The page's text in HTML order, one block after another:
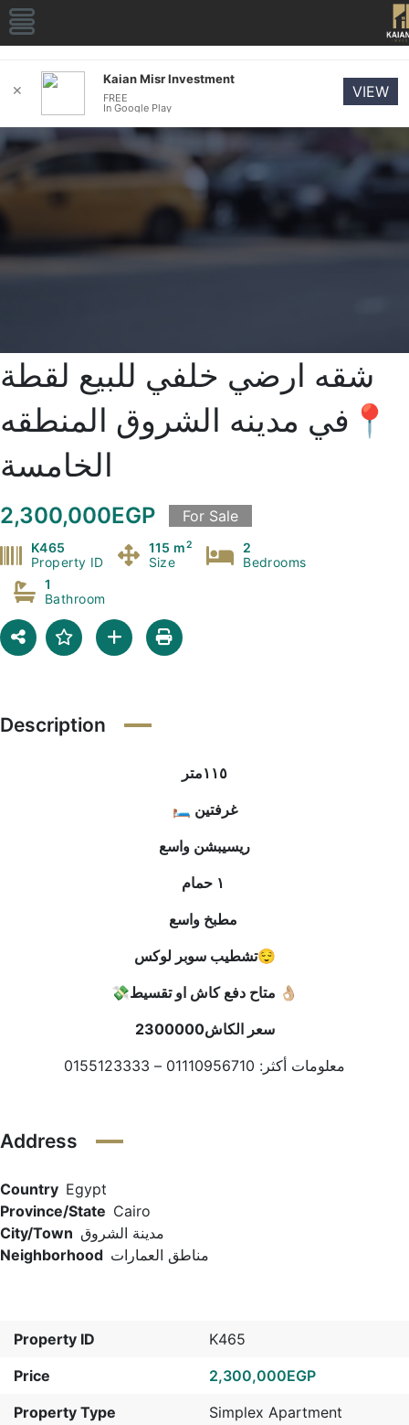
شقه ارضي خلفي للبيع لقطة
📍في مدينه الشروق المنطقه
الخامسة
2,300,000EGP For Sale
K465
Property ID
115 m2
Size
2
Bedrooms
1
Bathroom
Description
١١٥متر
🛏️ غرفتين
ريسيبشن واسع
تشطيب سوبر لوكس😌
💸متاح دفع كاش او تقسيط 👌🏼
سعر الكاش2300000
معلومات أكثر: 01110956710 – 0155123333
Address
Country Egypt
Province/State Cairo
City/Town مدينة الشروق
Neighborhood مناطق العمارات
Property ID
K465
Price
2,300,000EGP
Property Type
Simplex Apartment
✕
Kaian Misr Investment
FREE
In Google Play
VIEW